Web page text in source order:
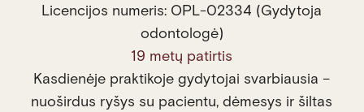
Licencijos numeris: OPL-02334 (Gydytoja
odontologė)
19 metų patirtis
Kasdienėje praktikoje gydytojai svarbiausia –
nuoširdus ryšys su pacientu, dėmesys ir šiltas